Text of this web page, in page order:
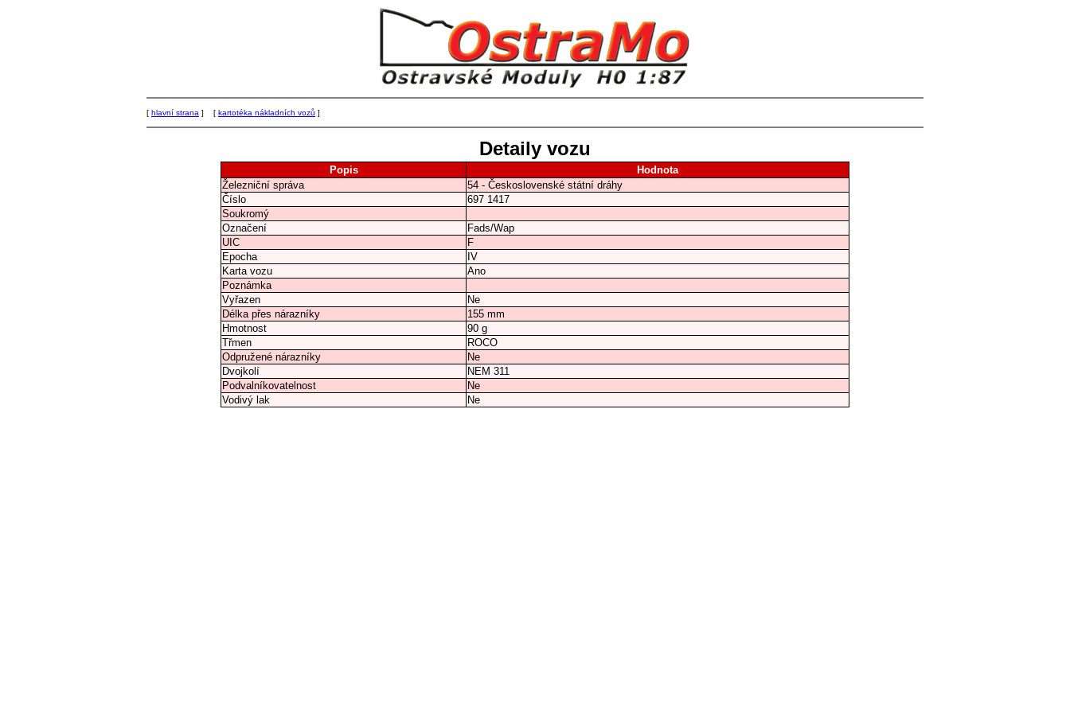
[ hlavní strana ] [ kartotéka nákladních vozů ]
Detaily vozu
Popis
Hodnota
Železniční správa
54 - Československé státní dráhy
Číslo
697 1417
Soukromý
Označení
Fads/Wap
UIC
F
Epocha
IV
Karta vozu
Ano
Poznámka
Vyřazen
Ne
Délka přes nárazníky
155 mm
Hmotnost
90 g
Třmen
ROCO
Odpružené nárazníky
Ne
Dvojkolí
NEM 311
Podvalníkovatelnost
Ne
Vodivý lak
Ne